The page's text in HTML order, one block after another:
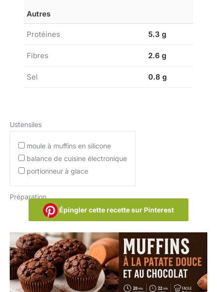
Autres
Protéines 5.3 g
Fibres 2.6 g
Sel 0.8 g
Ustensiles
moule à muffins en silicone
balance de cuisine électronique
portionneur à glace
Préparation
Épingler cette recette sur Pinterest